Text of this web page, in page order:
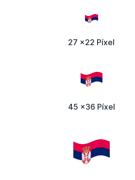
27 x22 Píxel
45 x36 Píxel